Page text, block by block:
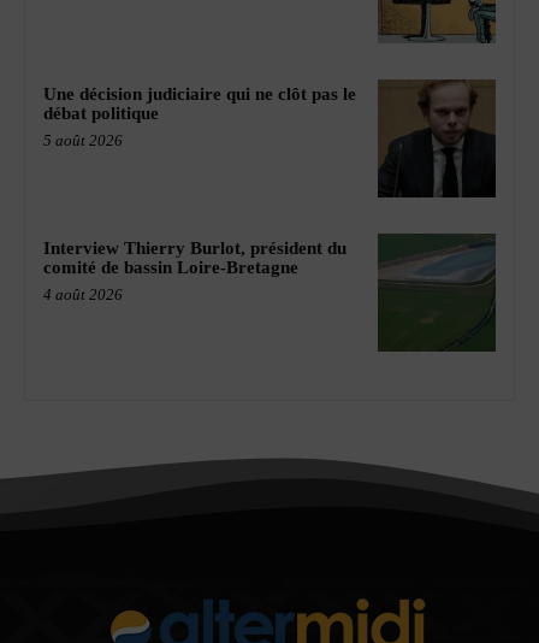
Une décision judiciaire qui ne clôt pas le
débat politique
5 août 2026
Interview Thierry Burlot, président du
comité de bassin Loire-Bretagne
4 août 2026